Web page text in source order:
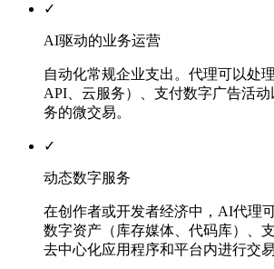
✓
AI驱动的业务运营
自动化常规企业支出。代理可以处
API、云服务）、支付数字广告活
务的微交易。
✓
动态数字服务
在创作者或开发者经济中，AI代理
数字资产（库存媒体、代码库）、
去中心化应用程序和平台内进行交易